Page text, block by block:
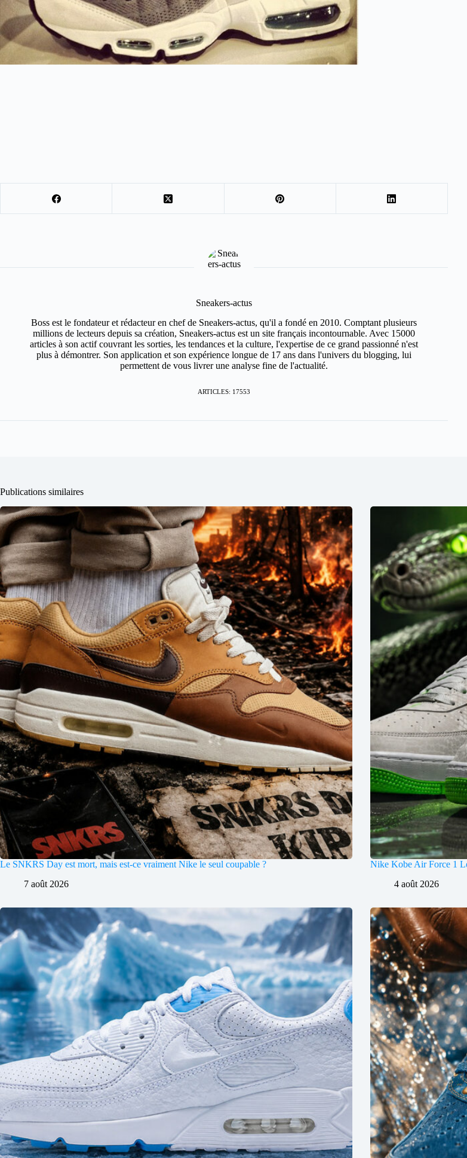
Sneakers-actus
Boss est le fondateur et rédacteur en chef de Sneakers-actus, qu'il a fondé en 2010. Comptant plusieurs
millions de lecteurs depuis sa création, Sneakers-actus est un site français incontournable. Avec 15000
articles à son actif couvrant les sorties, les tendances et la culture, l'expertise de ce grand passionné n'est
plus à démontrer. Son application et son expérience longue de 17 ans dans l'univers du blogging, lui
permettent de vous livrer une analyse fine de l'actualité.
ARTICLES: 17553
Publications similaires
Le SNKRS Day est mort, mais est-ce vraiment Nike le seul coupable ?
7 août 2026
Nike Kobe Air Force 1
4 août 2026